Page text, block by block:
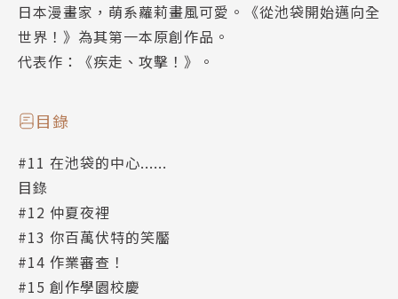
日本漫畫家，萌系蘿莉畫風可愛。《從池袋開始邁向全
世界！》為其第一本原創作品。
代表作：《疾走、攻擊！》。
目錄
#11 在池袋的中心......
目錄
#12 仲夏夜裡
#13 你百萬伏特的笑靨
#14 作業審查！
#15 創作學園校慶